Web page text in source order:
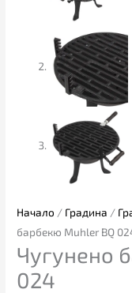
Начало / Градина /
барбекю Muhler BQ
Чугунено
024